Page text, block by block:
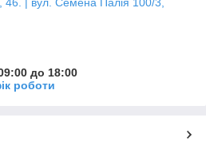
до 18:00
роботи